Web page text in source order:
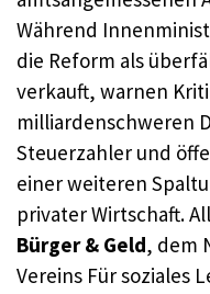
Während
die Reform als
verkauft, warnen
milliardenschweren
Steuerzahler und
einer weiteren
privater Wirtschaft.
Bürger & Geld, dem
Vereins Für soziales